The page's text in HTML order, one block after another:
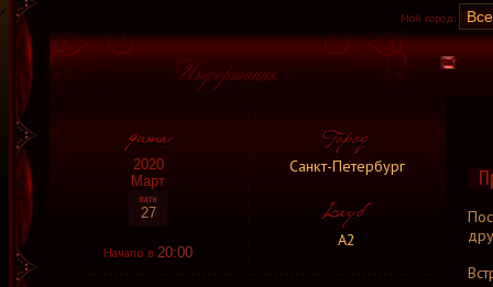
Мой город:
2020
Март
27
Начало в 20:00
Санкт-Петербург
А2